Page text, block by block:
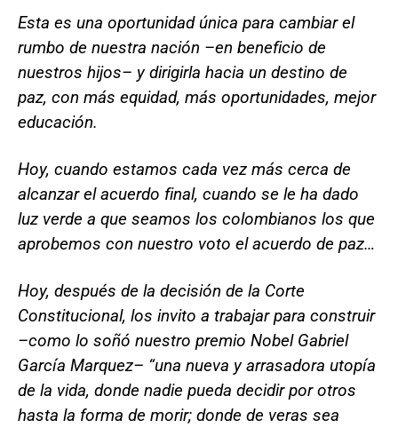
Esta es una oportunidad única para cambiar el
rumbo de nuestra nación –en beneficio de
nuestros hijos– y dirigirla hacia un destino de
paz, con más equidad, más oportunidades, mejor
educación.
Hoy, cuando estamos cada vez más cerca de
alcanzar el acuerdo final, cuando se le ha dado
luz verde a que seamos los colombianos los que
aprobemos con nuestro voto el acuerdo de paz…
Hoy, después de la decisión de la Corte
Constitucional, los invito a trabajar para construir
–como lo soñó nuestro premio Nobel Gabriel
García Marquez– “una nueva y arrasadora utopía
de la vida, donde nadie pueda decidir por otros
hasta la forma de morir; donde de veras sea